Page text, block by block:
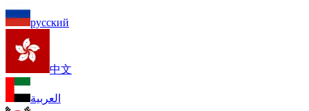
русский
中文
العربية